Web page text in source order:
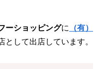
ーショッピングに
（有）
として出店しています。